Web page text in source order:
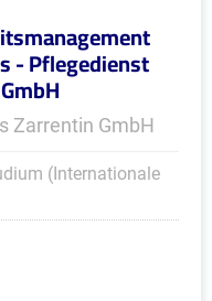
- Pflegedienst
Zarrentin GmbH
(Internationale